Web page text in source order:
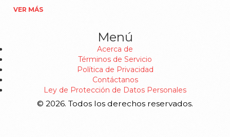
VER MÁS
Menú
Acerca de
Términos de Servicio
Política de Privacidad
Contáctanos
Ley de Protección de Datos Personales
© 2026. Todos los derechos reservados.